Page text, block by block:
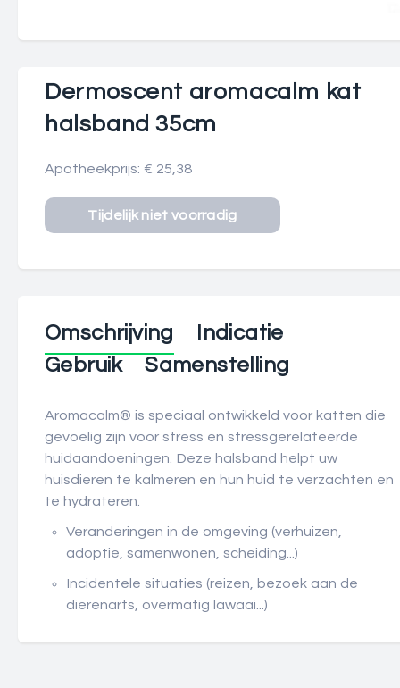
Dermoscent aromacalm kat
halsband 35cm
Apotheekprijs: € 25,38
Omschrijving
Indicatie
Gebruik
Samenstelling
Aromacalm® is speciaal ontwikkeld voor katten die
gevoelig zijn voor stress en stressgerelateerde
huidaandoeningen. Deze halsband helpt uw
huisdieren te kalmeren en hun huid te verzachten en
te hydrateren.
Veranderingen in de omgeving (verhuizen,
adoptie, samenwonen, scheiding...)
Incidentele situaties (reizen, bezoek aan de
dierenarts, overmatig lawaai...)